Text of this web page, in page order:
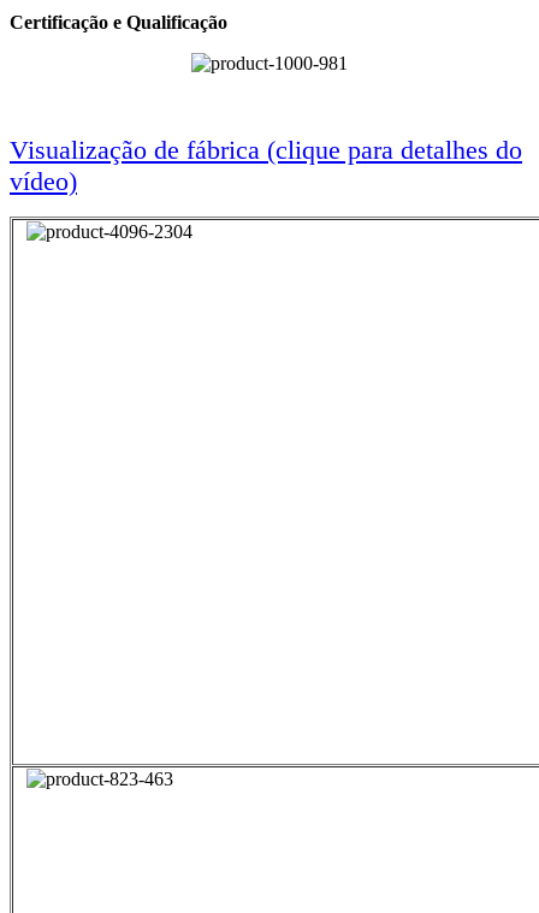
Certificação e Qualificação
Visualização de fábrica (clique para detalhes do
vídeo)